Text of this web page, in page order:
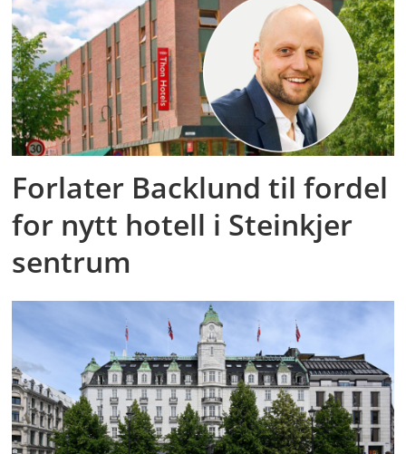
Forlater Backlund til fordel
for nytt hotell i Steinkjer
sentrum